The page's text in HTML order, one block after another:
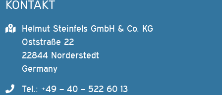
KONTAKT
Helmut Steinfels GmbH & Co. KG
Oststraße 22
22844 Norderstedt
Germany
Tel.: +49 – 40 – 522 60 13